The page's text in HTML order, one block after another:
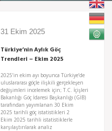
31 Ekim 2025
Türkiye’nin Aylık Göç
Trendleri – Ekim 2025
2025’in ekim ayı boyunca Türkiye’de
uluslararası göçle ilişkili gerçekleşen
değişimleri incelemek için; T.C. İçişleri
Bakanlığı Göç İdaresi Başkanlığı (GİB)
tarafından yayımlanan 30 Ekim
2025 tarihli göç istatistikleri 2
Ekim 2025 tarihli istatistiklerle
karşılaştırılarak analiz